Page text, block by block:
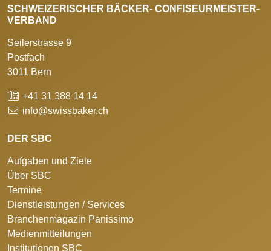
SCHWEIZERISCHER BÄCKER- CONFISEURMEISTER-
VERBAND
Seilerstrasse 9
Postfach
3011 Bern
+41 31 388 14 14
info@swissbaker.ch
DER SBC
Aufgaben und Ziele
Über SBC
Termine
Dienstleistungen / Services
Branchenmagazin Panissimo
Medienmitteilungen
Institutionen SBC